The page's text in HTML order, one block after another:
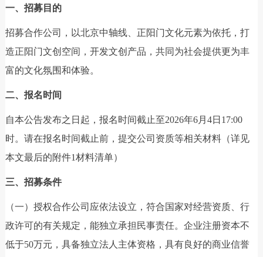
一、招募目的
招募合作公司，以北京中轴线、正阳门文化元素为依托，打
造正阳门文创空间，开发文创产品，共同为社会提供更为丰
富的文化氛围和体验。
二、报名时间
自本公告发布之日起，报名时间截止至2026年6月4日17:00
时。请在报名时间截止前，提交公司资质等相关材料（详见
本文最后的附件1材料清单）
三、招募条件
（一）授权合作公司应依法设立，符合国家对经营资质、行
政许可的有关规定，能独立承担民事责任。企业注册资本不
低于50万元，具备独立法人主体资格，具有良好的商业信誉